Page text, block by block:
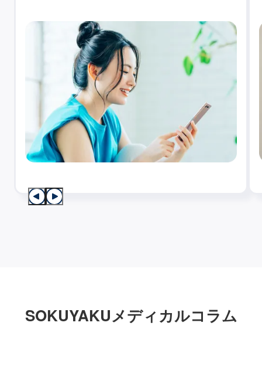
SOKUYAKUメディカルコラム